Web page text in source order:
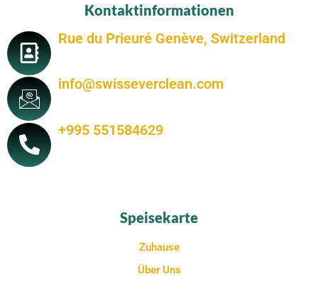
Kontaktinformationen
Rue du Prieuré Genève, Switzerland
info@swisseverclean.com
+995 551584629
Speisekarte
Zuhause
Über Uns